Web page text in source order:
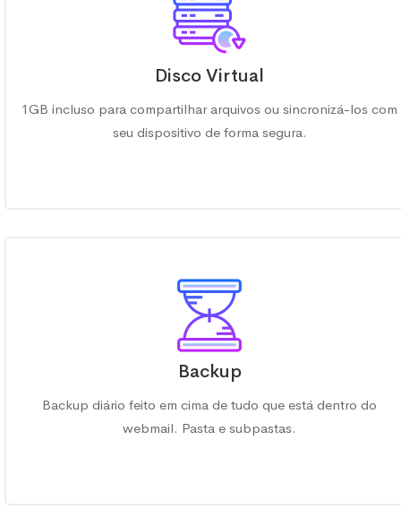
Disco Virtual
1GB incluso para compartilhar arquivos ou sincronizá-los com
seu dispositivo de forma segura.
Backup
Backup diário feito em cima de tudo que está dentro do
webmail. Pasta e subpastas.